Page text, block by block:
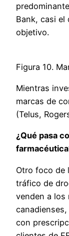
Bank, casi el
objetivo.
Figura 10.
Mientras
marcas de
(Telus,
¿Qué pasa
Otro foco de
tráfico de
venden a los
con